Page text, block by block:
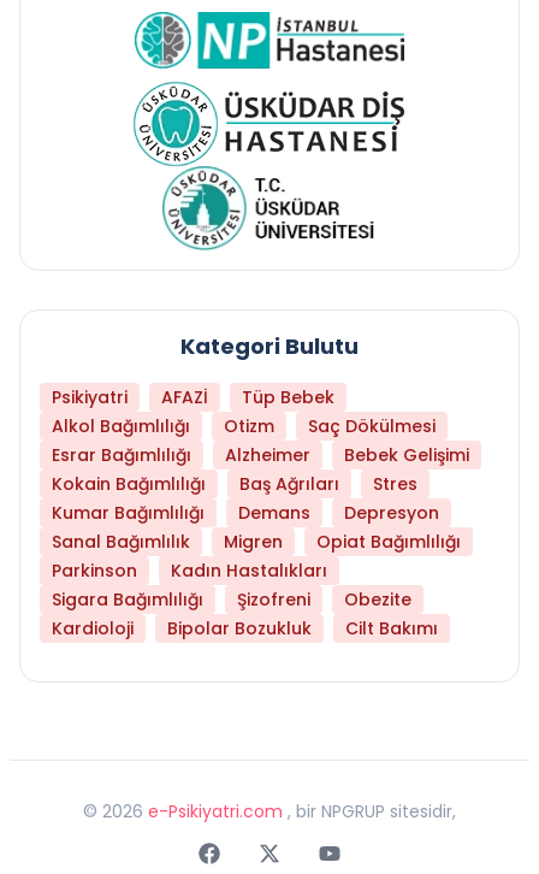
Kategori Bulutu
Psikiyatri AFAZİ
Tüp Bebek
Alkol Bağımlılığı
Otizm
Saç Dökülmesi
Esrar Bağımlılığı
Alzheimer
Bebek Gelişimi
Kokain Bağımlılığı
Baş Ağrıları
Stres
Kumar Bağımlılığı
Demans
Depresyon
Sanal Bağımlılık
Migren
Opiat Bağımlılığı
Parkinson
Kadın Hastalıkları
Sigara Bağımlılığı
Şizofreni
Obezite
Kardioloji
Bipolar Bozukluk Cilt Bakımı
© 2026 e-Psikiyatri.com , bir NPGRUP sitesidir,